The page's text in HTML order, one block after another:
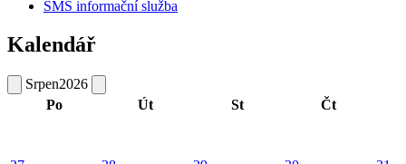
SMS informační služba
Kalendář
Srpen2026
Po
Út St Čt